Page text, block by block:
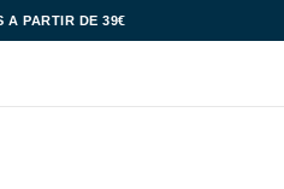
A PARTIR DE 39€